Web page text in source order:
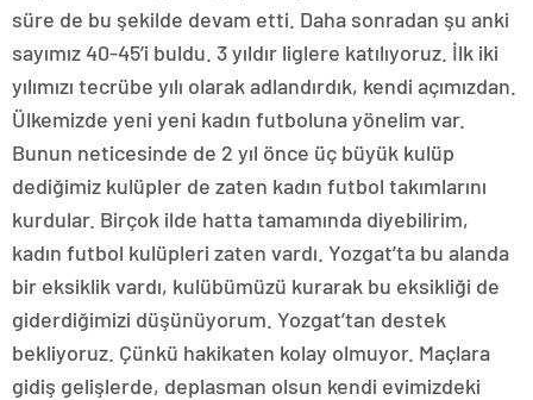
süre de bu şekilde devam etti. Daha sonradan şu anki
sayımız 40-45’i buldu. 3 yıldır liglere katılıyoruz. İlk iki
yılımızı tecrübe yılı olarak adlandırdık, kendi açımızdan.
Ülkemizde yeni yeni kadın futboluna yönelim var.
Bunun neticesinde de 2 yıl önce üç büyük kulüp
dediğimiz kulüpler de zaten kadın futbol takımlarını
kurdular. Birçok ilde hatta tamamında diyebilirim,
kadın futbol kulüpleri zaten vardı. Yozgat’ta bu alanda
bir eksiklik vardı, kulübümüzü kurarak bu eksikliği de
giderdiğimizi düşünüyorum. Yozgat’tan destek
bekliyoruz. Çünkü hakikaten kolay olmuyor. Maçlara
gidiş gelişlerde, deplasman olsun kendi evimizdeki